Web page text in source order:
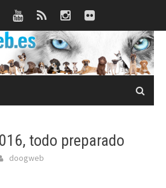
todo preparado
doogweb